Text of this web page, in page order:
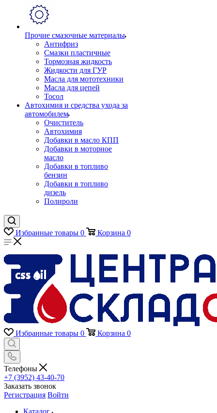
Прочие смазочные материалы
Антифриз
Смазки пластичные
Тормозная жидкость
Жидкости для ГУР
Масла для мототехники
Масла для цепей
Тосол
Автохимия и средства ухода за
автомобилем
Очиститель
Автохимия
Добавки в масло КПП
Добавки в моторное
масло
Добавки в топливо
бензин
Добавки в топливо
дизель
Полироли
Избранные товары 0 Корзина 0
Избранные товары 0 Корзина 0
Телефоны
+7 (3952) 43-40-70
Заказать звонок
Регистрация Войти
Каталог